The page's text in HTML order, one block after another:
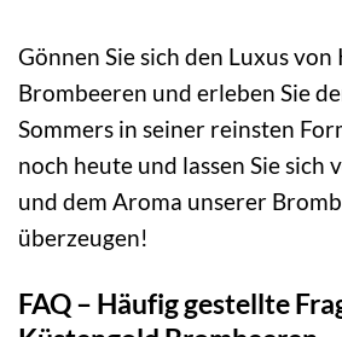
Gönnen Sie sich den Luxus
Brombeeren und erleben Sie
Sommers in seiner reinsten
noch heute und lassen Sie sich
und dem Aroma unserer
überzeugen!
FAQ – Häufig gestellte